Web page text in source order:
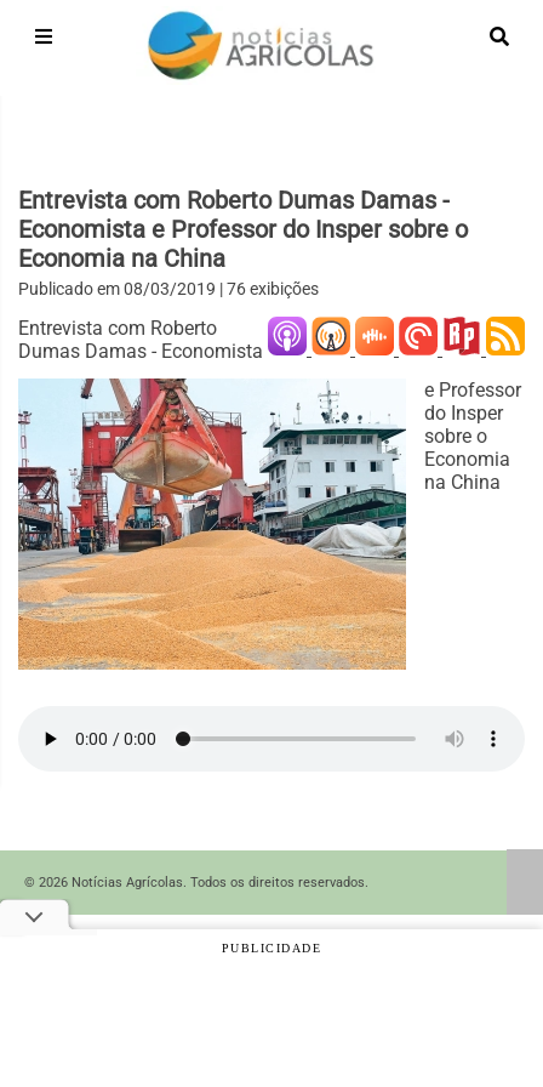
Entrevista com Roberto Dumas Damas -
Economista e Professor do Insper sobre o
Economia na China
Publicado em08/03/2019 | 76 exibições
Entrevista com Roberto
Dumas Damas - Economista
e Professor
do Insper
sobre o
Economia
na China
© 2026 Notícias Agrícolas. Todos os direitos reservados.
PUBLICIDADE